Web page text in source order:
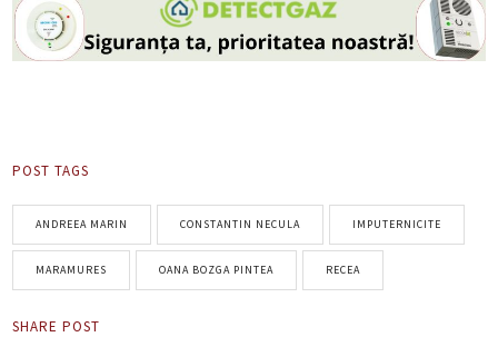
POST TAGS
ANDREEA MARIN CONSTANTIN NECULA IMPUTERNICITE
MARAMURES OANA BOZGA PINTEA RECEA
SHARE POST